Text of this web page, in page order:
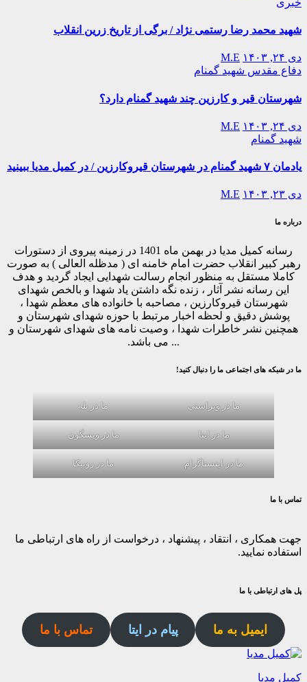
شهید محمد رضا رستمی نژاد / برگی از تاریخ زرین انقلاب
دی ۲۴, ۱۴۰۳
M.E
دفاع مقدس شهید گمنام
شهرستان قیر و کارزین چند شهید گمنام دارد؟
دی ۲۴, ۱۴۰۳
M.E
شهید گمنام
یادمان ۷ شهید گمنام در شهرستان قیروکارزین / در کمیل مدیا ببینید
دی ۲۳, ۱۴۰۳ M.E
درباره ما
رسانه کمیل مدیا در بهمن ماه 1401 در زمینه پیروی از دستورات
رهبر کبیر انقلاب حضرت امام خامنه ای ( مدظله العالی ) به صورت
کاملا مستقل به منظور انجام رسالت شهدایی ایجاد گردید و هدف
این رسانه نشر آثار ، زنده نگه داشتن یاد شهدا و بالخص شهدای
شهرستان قیروکارزین ، مصاحبه با خانواده های معظم شهدا ،
پوشش دقیق و لحظه اخبار مرتبط با حوزه شهدای شهرستان و
همچنین نشر خاطرات شهدا ، وصیت نامه های شهدای شهرستان و
... می باشد.
ما در شبکه های اجتماعی ما را دنبال کنید!
ما در ویراستی ما در بله
ما در ایتا ما در ویسگون
ما در اینستاگرام ما در روبیکا
تماس با ما
جهت همکاری ، انتقاد ، پیشنهاد ، درخواست از راه های ارتباطی ما
استفاده نمایید.
پل های ارتباطی با ما
ایمیل به ما پیام در ایتا تماس با ما
کمیل مدیا